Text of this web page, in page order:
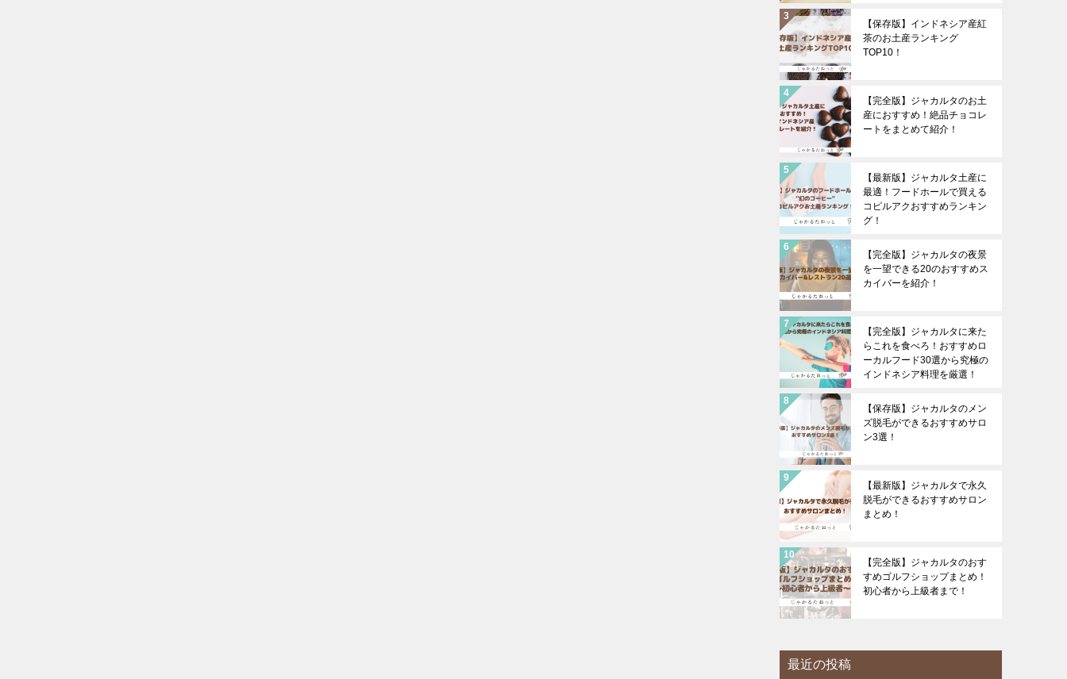
【保存版】インドネシア産紅
茶のお土産ランキング
TOP10！
【完全版】ジャカルタのお土
産におすすめ！絶品チョコレ
ートをまとめて紹介！
【最新版】ジャカルタ土産に
最適！フードホールで買える
コピルアクおすすめランキン
グ！
【完全版】ジャカルタの夜景
を一望できる20のおすすめス
カイバーを紹介！
【完全版】ジャカルタに来た
らこれを食べろ！おすすめロ
ーカルフード30選から究極の
インドネシア料理を厳選！
【保存版】ジャカルタのメン
ズ脱毛ができるおすすめサロ
ン3選！
【最新版】ジャカルタで永久
脱毛ができるおすすめサロン
まとめ！
【完全版】ジャカルタのおす
すめゴルフショップまとめ！
初心者から上級者まで！
最近の投稿